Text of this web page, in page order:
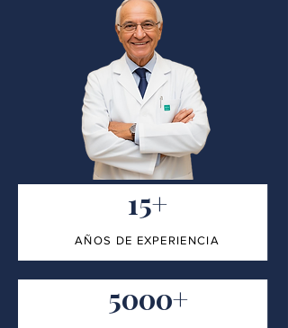
15+
AÑOS DE EXPERIENCIA
5000+